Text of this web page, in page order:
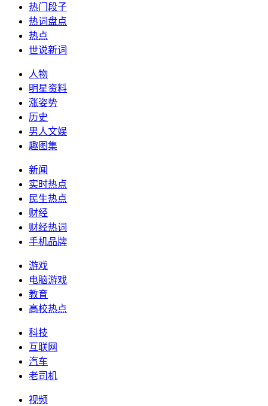
热门段子
热词盘点
热点
世说新词
人物
明星资料
涨姿势
历史
男人文娱
趣图集
新闻
实时热点
民生热点
财经
财经热词
手机品牌
游戏
电脑游戏
教育
高校热点
科技
互联网
汽车
老司机
视频